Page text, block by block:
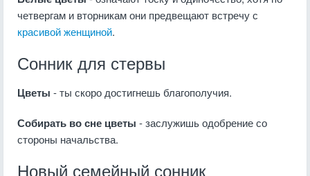
четвергам и вторникам они предвещают встречу с
красивой женщиной.
Сонник для стервы
Цветы - ты скоро достигнешь благополучия.
Собирать во сне цветы - заслужишь одобрение со
стороны начальства.
Новый семейный сонник